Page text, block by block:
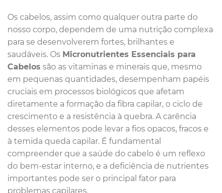
Os cabelos, assim como qualquer outra parte do
nosso corpo, dependem de uma nutrição complexa
para se desenvolverem fortes, brilhantes e
saudáveis. Os Micronutrientes Essenciais para
Cabelos são as vitaminas e minerais que, mesmo
em pequenas quantidades, desempenham papéis
cruciais em processos biológicos que afetam
diretamente a formação da fibra capilar, o ciclo de
crescimento e a resistência à quebra. A carência
desses elementos pode levar a fios opacos, fracos e
à temida queda capilar. É fundamental
compreender que a saúde do cabelo é um reflexo
do bem-estar interno, e a deficiência de nutrientes
importantes pode ser o principal fator para
problemas capilares.